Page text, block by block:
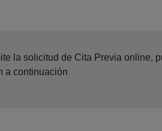
la solicitud de Cita Previa online,
a continuación